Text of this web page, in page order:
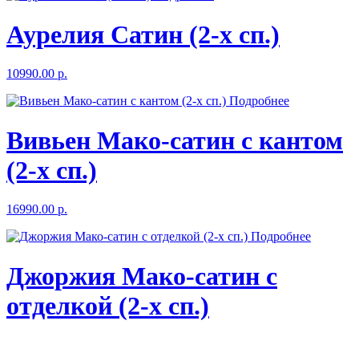
Аурелия Сатин (2-х сп.)
10990.00 р.
Подробнее
Вивьен Мако-сатин с кантом
(2-х сп.)
16990.00 р.
Подробнее
Джоржия Мако-сатин с
отделкой (2-х сп.)